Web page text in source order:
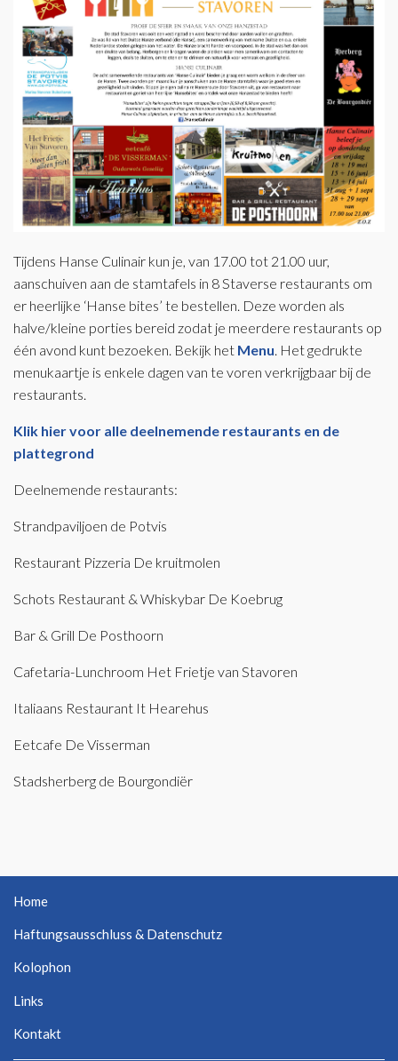
Tijdens Hanse Culinair kun je, van 17.00 tot 21.00 uur,
aanschuiven aan de stamtafels in 8 Staverse restaurants om
er heerlijke ‘Hanse bites’ te bestellen. Deze worden als
halve/kleine porties bereid zodat je meerdere restaurants op
één avond kunt bezoeken. Bekijk het Menu . Het gedrukte
menukaartje is enkele dagen van te voren verkrijgbaar bij de
restaurants.
Klik hier voor alle deelnemende restaurants en de
plattegrond
Deelnemende restaurants:
Strandpaviljoen de Potvis
Restaurant Pizzeria De kruitmolen
Schots Restaurant & Whiskybar De Koebrug
Bar & Grill De Posthoorn
Cafetaria-Lunchroom Het Frietje van Stavoren
Italiaans Restaurant It Hearehus
Eetcafe De Visserman
Stadsherberg de Bourgondiër
Home
Haftungsausschluss & Datenschutz
Kolophon
Links
Kontakt